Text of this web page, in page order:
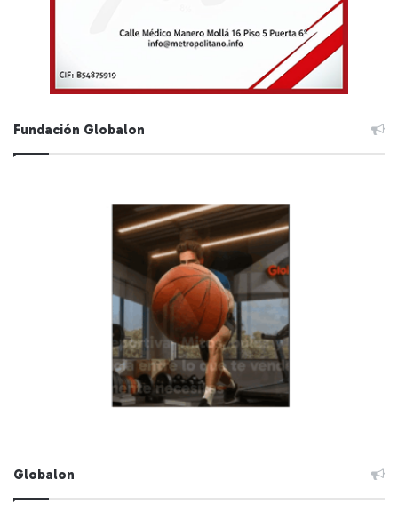
Fundación Globalon
Globalon